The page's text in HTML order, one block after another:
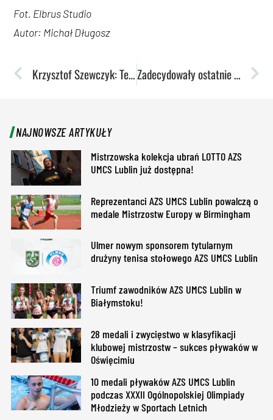
Fot. Elbrus Studio
Autor: Michał Długosz
Krzysztof Szewczyk: Ten wynik jest dla nas zawodem Zadecydowały ostatnie sekundy. Akademiczki kończą sezon ligowy na pierwszej fazie play-off
NAJNOWSZE ARTYKUŁY
Mistrzowska kolekcja ubrań LOTTO AZS
UMCS Lublin już dostępna!
Reprezentanci AZS UMCS Lublin powalczą o
medale Mistrzostw Europy w Birmingham
Ulmer nowym sponsorem tytularnym
drużyny tenisa stołowego AZS UMCS Lublin
Triumf zawodników AZS UMCS Lublin w
Białymstoku!
28 medali i zwycięstwo w klasyfikacji
klubowej mistrzostw – sukces pływaków w
Oświęcimiu
10 medali pływaków AZS UMCS Lublin
podczas XXXII Ogólnopolskiej Olimpiady
Młodzieży w Sportach Letnich